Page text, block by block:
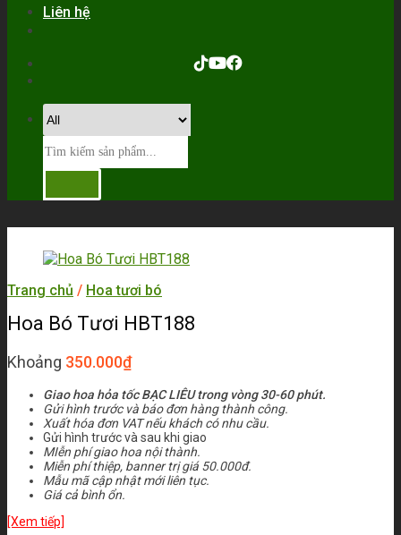
Liên hệ
Trang chủ / Hoa tươi bó
Hoa Bó Tươi HBT188
Khoảng 350.000₫
Giao hoa hỏa tốc BẠC LIÊU trong vòng 30-60 phút.
Gửi hình trước và báo đơn hàng thành công.
Xuất hóa đơn VAT nếu khách có nhu cầu.
Gửi hình trước và sau khi giao
MIễn phí giao hoa nội thành.
Miễn phí thiệp, banner trị giá 50.000đ.
Mẫu mã cập nhật mới liên tục.
Giá cả bình ổn.
[Xem tiếp]